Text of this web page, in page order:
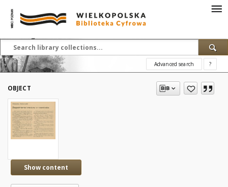
Advanced search ?
OBJECT
Show content